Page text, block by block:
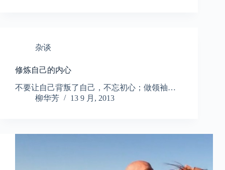
杂谈
修炼自己的内心
不要让自己背叛了自己，不忘初心；做领袖…
柳华芳
13 9 月, 2013